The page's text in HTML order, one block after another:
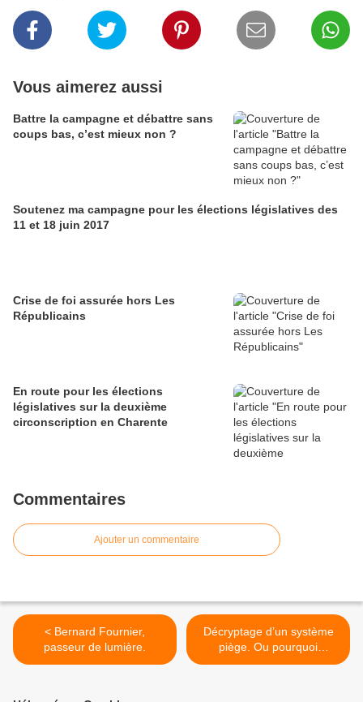
Vous aimerez aussi
Battre la campagne et débattre sans
coups bas, c’est mieux non ?
Soutenez ma campagne pour les élections législatives des
11 et 18 juin 2017
Crise de foi assurée hors Les
Républicains
En route pour les élections
législatives sur la deuxième
circonscription en Charente
Commentaires
Ajouter un commentaire
< Bernard Fournier,
passeur de lumière.
Décryptage d’un système
piège. Ou pourquoi
François Fillon doit résister